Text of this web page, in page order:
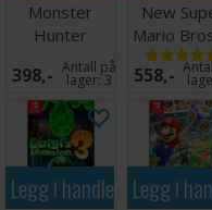
Monster
Hunter
Stories 2
Switch
398,- Antall på
lager:3
New
Mario
Deluxe
558,-
Legg i handlekurven
Legg i